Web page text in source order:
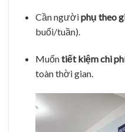
Cần ngườiphụ theo
buổi/tuần).
Muốntiết kiệm chi
toàn thời gian.